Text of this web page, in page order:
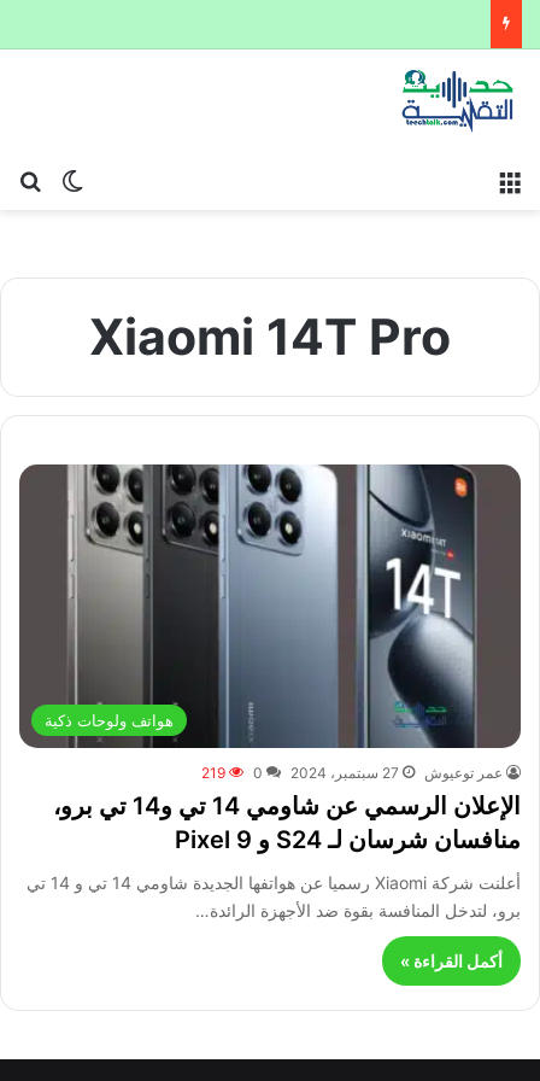
الوضع
Xiaomi 14T Pro
هواتف ولوحات ذكية
عمر توعيوش 27 سبتمبر، 2024 0
219
الإعلان الرسمي عن شاومي 14 تي و14 تي برو،
منافسان شرسان لـ S24 و Pixel 9
أعلنت شركة Xiaomi رسميا عن هواتفها الجديدة شاومي 14 تي و 14 تي
برو، لتدخل المنافسة بقوة ضد الأجهزة الرائدة…
أكمل القراءة »